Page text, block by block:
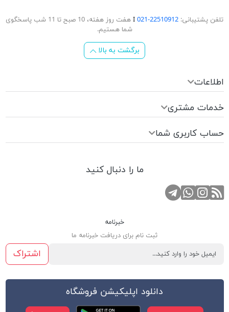
تلفن پشتیبانی: 22510912-021
هفت روز هفته، 10 صبح تا 11 شب پاسخگوی
شما هستیم.
برگشت به بالا
اطلاعات
خدمات مشتری
حساب کاربری شما
ما را دنبال کنید
RSSصفحه اینستاگرام
تماس با واتس اپ
کانال تلگرام
خبرنامه
ثبت نام برای دریافت خبرنامه ما
اشتراک
دانلود اپلیکیشن فروشگاه